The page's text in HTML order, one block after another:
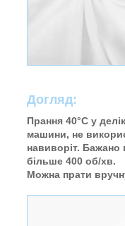
Догляд:
Прання 40°C у
машини, не
навиворіт. Бажано
більше 400 об/хв.
Можна прати